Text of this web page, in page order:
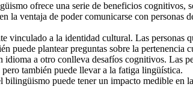
ofrece una serie de beneficios cognitivos,
la ventaja de poder comunicarse con
vinculado a la identidad cultural. Las personas
puede plantear preguntas sobre la pertenencia
idioma a otro conlleva desafíos cognitivos. Las
también puede llevar a la fatiga lingüística.
puede tener un impacto medible en